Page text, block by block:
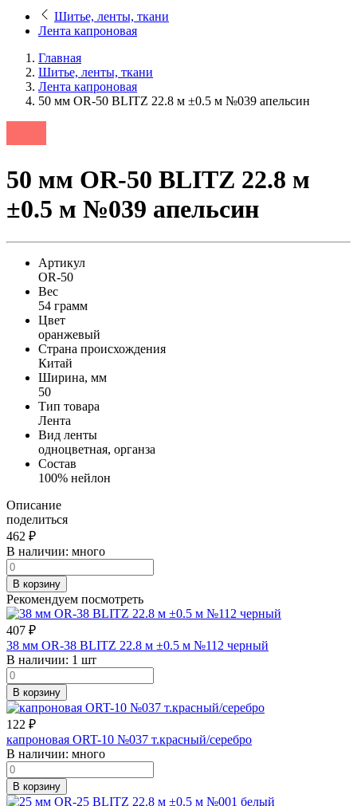
Шитье, ленты, ткани
Лента капроновая
Главная
Шитье, ленты, ткани
Лента капроновая
50 мм OR-50 BLITZ 22.8 м ±0.5 м №039 апельсин
50 мм OR-50 BLITZ 22.8 м
±0.5 м №039 апельсин
Артикул
OR-50
Вес
54 грамм
Цвет
оранжевый
Страна происхождения
Китай
Ширина, мм
50
Тип товара
Лента
Вид ленты
одноцветная, органза
Состав
100% нейлон
Описание
поделиться
462 ₽
В наличии: много
В корзину
Рекомендуем посмотреть
407 ₽
38 мм OR-38 BLITZ 22.8 м ±0.5 м №112 черный
В наличии: 1 шт
В корзину
122 ₽
капроновая ORT-10 №037 т.красный/серебро
В наличии: много
В корзину